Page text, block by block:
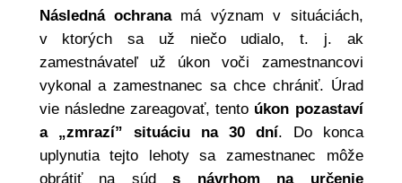
Následná ochranamá význam v situáciách,
v ktorých sa už niečo udialo, t. j. ak
zamestnávateľ už úkon voči zamestnancovi
vykonal a zamestnanec sa chce chrániť. Úrad
vie následne zareagovať, tento úkon pozastaví
a „zmrazí” situáciu na 30 dní. Do konca
uplynutia tejto lehoty sa zamestnanec môže
obrátiť na súd s návrhom na určenie